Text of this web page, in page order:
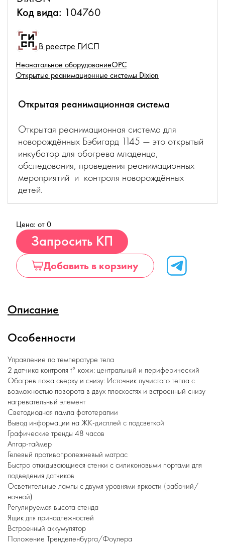
Код вида: 104760
В реестре ГИСП
Неонатальное оборудованиеОРС
Открытые реанимационные системы Dixion
Открытая реанимационная система
Открытая реанимационная система для
новорождённых Бэбигард 1145 — это открытый
инкубатор для обогрева младенца,
обследования, проведения реанимационных
мероприятий и контроля новорождённых
детей.
Цена: от 0
Запросить КП
Добавить в корзину
Описание
Особенности
Управление по температуре тела
2 датчика контроля t° кожи: центральный и периферический
Обогрев ложа сверху и снизу: Источник лучистого тепла с
возможностью поворота в двух плоскостях и встроенный снизу
нагревательный элемент
Светодиодная лампа фототерапии
Вывод информации на ЖК-дисплей с подсветкой
Графические тренды 48 часов
Апгар-таймер
Гелевый противопролежневый матрас
Быстро откидывающиеся стенки с силиконовыми портами для
подведения датчиков
Осветительные лампы с двумя уровнями яркости (рабочий/
ночной)
Регулируемая высота стенда
Ящик для принадлежностей
Встроенный аккумулятор
Положение Тренделенбурга/Фоулера